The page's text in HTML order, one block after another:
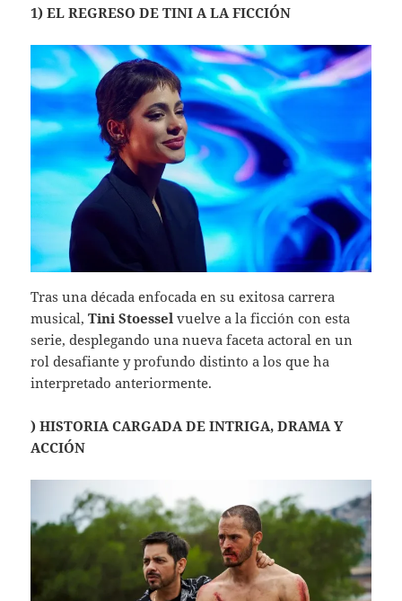
1) EL REGRESO DE TINI A LA FICCIÓN
Tras una década enfocada en su exitosa carrera
musical,Tini Stoessel vuelve a la ficción con esta
serie, desplegando una nueva faceta actoral en un
rol desafiante y profundo distinto a los que ha
interpretado anteriormente.
) HISTORIA CARGADA DE INTRIGA, DRAMA Y
ACCIÓN